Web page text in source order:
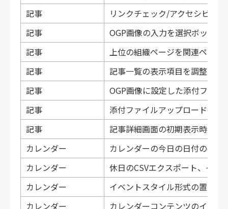
記事
リンクチェック/アクセシビリ
記事
OGP画像の入力を選択ボックス
記事
上位の組織ページを関連ペー
記事
記事一覧の表示項目を調整しま
記事
OGP画像に設定した添付ファ
記事
添付ファイルアップロード後
記事
記事詳細画面の初期表示時に
カレンダー
カレンダーの今日の日付の
カレンダー
休日のCSVエクスポート、イン
カレンダー
イベントスタイル形式の置き
カレンダー
カレンダーコンテンツのイベ